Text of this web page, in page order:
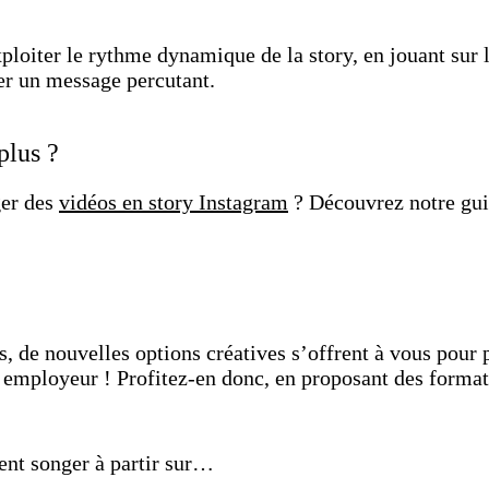
le rythme dynamique de la story, en jouant sur
un message percutant.
?
des vidéos en story Instagram ? Découvrez notre
de nouvelles options créatives s’offrent à vous pour
! Profitez-en donc, en proposant des
songer à partir sur…